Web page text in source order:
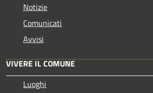
Notizie
Comunicati
Avvisi
VIVERE IL COMUNE
Luoghi